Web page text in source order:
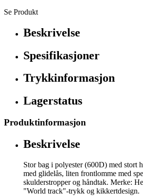
Se Produkt
Beskrivelse
Spesifikasjoner
Trykkinformasjon
Lagerstatus
Produktinformasjon
Beskrivelse
Stor bag i polyester (600D) med stort
med glidelås, liten frontlomme med
skulderstropper og håndtak. Merke:
"World track"-trykk og kikkertdesign.